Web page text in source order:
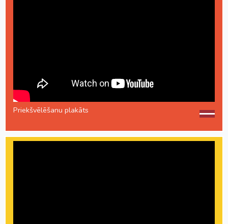
Priekšvēlēšanu plakāts